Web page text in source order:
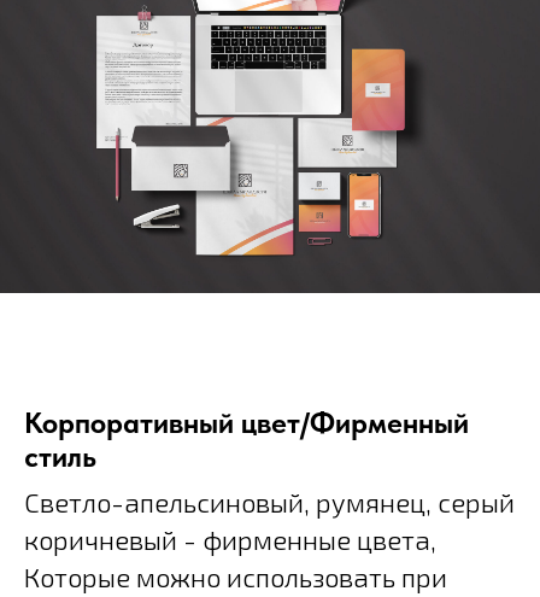
Корпоративный цвет/Фирменный
стиль
Светло-апельсиновый, румянец, серый
коричневый - фирменные цвета,
Которые можно использовать при